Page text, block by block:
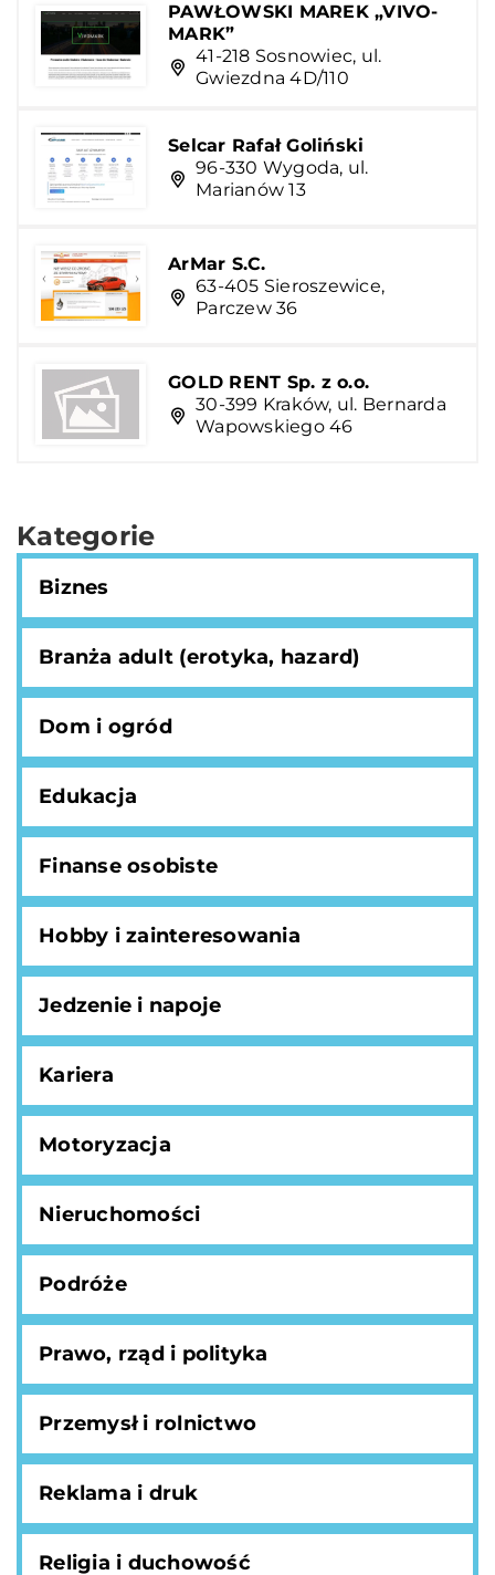
PAWŁOWSKI MAREK „VIVO-
MARK”
41-218 Sosnowiec, ul.
Gwiezdna 4D/110
Selcar Rafał Goliński
96-330 Wygoda, ul.
Marianów 13
ArMar S.C.
63-405 Sieroszewice,
Parczew 36
GOLD RENT Sp. z o.o.
30-399 Kraków, ul. Bernarda
Wapowskiego 46
Kategorie
Biznes
Branża adult (erotyka, hazard)
Dom i ogród
Edukacja
Finanse osobiste
Hobby i zainteresowania
Jedzenie i napoje
Kariera
Motoryzacja
Nieruchomości
Podróże
Prawo, rząd i polityka
Przemysł i rolnictwo
Reklama i druk
Religia i duchowość